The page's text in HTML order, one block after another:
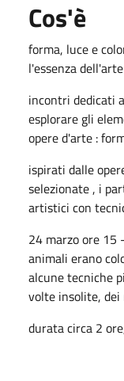
Cos'è
forma, luce e
l'essenza
incontri dedicati
esplorare gli
opere d'arte :
ispirati dalle
selezionate , i
artistici con
24 marzo ore 15
animali erano
alcune tecniche
volte insolite,
durata circa 2